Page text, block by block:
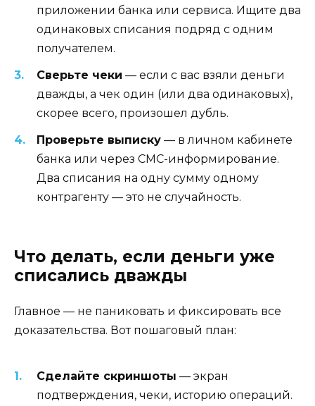
приложении банка или сервиса. Ищите два
одинаковых списания подряд с одним
получателем.
Сверьте чеки — если с вас взяли деньги
дважды, а чек один (или два одинаковых),
скорее всего, произошел дубль.
Проверьте выписку — в личном кабинете
банка или через СМС-информирование.
Два списания на одну сумму одному
контрагенту — это не случайность.
Что делать, если деньги уже
списались дважды
Главное — не паниковать и фиксировать все
доказательства. Вот пошаговый план:
Сделайте скриншоты — экран
подтверждения, чеки, историю операций.